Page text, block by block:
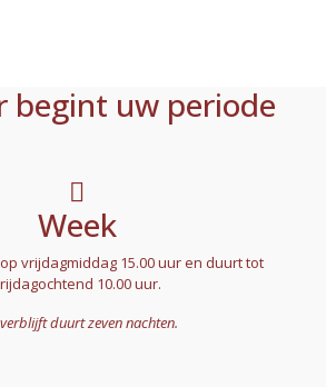
begint uw periode
Week
vrijdagmiddag 15.00 uur en duurt tot
10.00 uur.
duurt zeven nachten.